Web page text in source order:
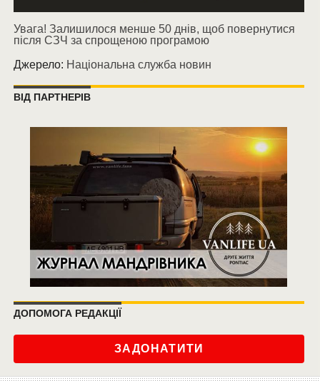
Увага! Залишилося менше 50 днів, щоб повернутися
після СЗЧ за спрощеною програмою
Джерело: Національна служба новин
ВІД ПАРТНЕРІВ
ДОПОМОГА РЕДАКЦІЇ
ЗАДОНАТИТИ